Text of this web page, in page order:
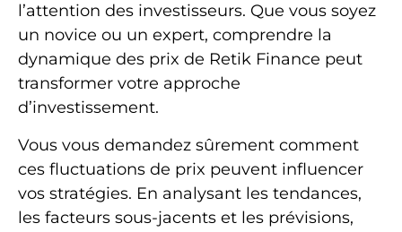
l’attention des investisseurs. Que vous soyez
un novice ou un expert, comprendre la
dynamique des prix de Retik Finance peut
transformer votre approche
d’investissement.
Vous vous demandez sûrement comment
ces fluctuations de prix peuvent influencer
vos stratégies. En analysant les tendances,
les facteurs sous-jacents et les prévisions,